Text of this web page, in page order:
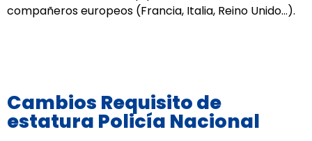
compañeros europeos (Francia, Italia, Reino Unido…).
Cambios Requisito de
estatura Policía Nacional